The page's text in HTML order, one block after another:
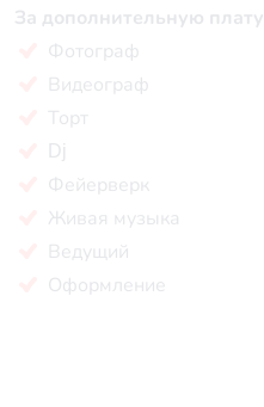
За дополнительную плату
Фотограф
Видеограф
Торт
Dj
Фейерверк
Живая музыка
Ведущий
Оформление